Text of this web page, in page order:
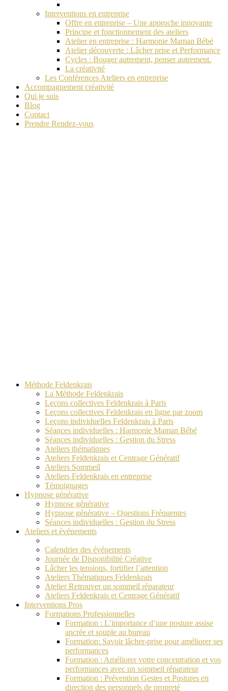
Interventions en entreprise
Offre en entreprise – Une approche innovante
Principe et fonctionnement des ateliers
Atelier en entreprise : Harmonie Maman Bébé
Atelier découverte : Lâcher prise et Performance
Cycles : Bouger autrement, penser autrement.
La créativité
Les Conférences Ateliers en entreprise
Accompagnement créativité
Qui je suis
Blog
Contact
Prendre Rendez-vous
Méthode Feldenkrais
La Méthode Feldenkrais
Leçons collectives Feldenkrais à Paris
Leçons collectives Feldenkrais en ligne par zoom
Leçons individuelles Feldenkrais à Paris
Séances individuelles : Harmonie Maman Bébé
Séances individuelles : Gestion du Stress
Ateliers thématiques
Ateliers Feldenkrais et Centrage Génératif
Ateliers Sommeil
Ateliers Feldenkrais en entreprise
Témoignages
Hypnose générative
Hypnose générative
Hypnose générative – Questions Fréquentes
Séances individuelles : Gestion du Stress
Ateliers et événements
Calendrier des événements
Journée de Disponibilité Créative
Lâcher les tensions, fortifier l’attention
Ateliers Thématiques Feldenkrais
Atelier Retrouver un sommeil réparateur
Ateliers Feldenkrais et Centrage Génératif
Interventions Pros
Formations Professionnelles
Formation : L’importance d’une posture assise
ancrée et souple au bureau
Formation: Savoir lâcher-prise pour améliorer ses
performances
Formation : Améliorer votre concentration et vos
performances avec un sommeil réparateur
Formation : Prévention Gestes et Postures en
direction des personnels de propreté